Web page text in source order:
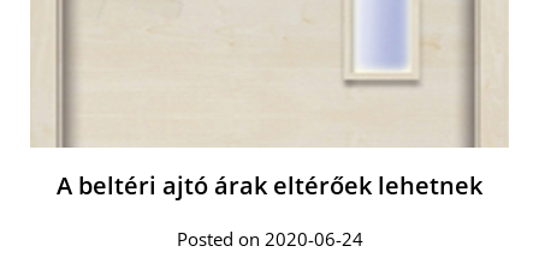
A beltéri ajtó árak eltérőek lehetnek
Posted on 2020-06-24